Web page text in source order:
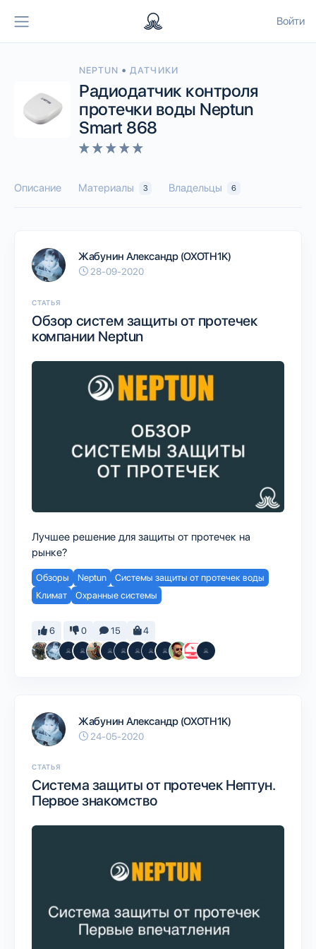
Войти
NEPTUN • ДАТЧИКИ
Радиодатчик контроля
протечки воды Neptun
Smart 868
Описание Материалы 3 Владельцы 6
Жабунин Александр (OXOTH1K)
28-09-2020
СТАТЬЯ
Обзор систем защиты от протечек
компании Neptun
Лучшее решение для защиты от протечек на
рынке?
Обзоры Neptun
Системы защиты от протечек воды
Климат
Охранные системы
6 0 15 4
Жабунин Александр (OXOTH1K)
24-05-2020
СТАТЬЯ
Система защиты от протечек Нептун.
Первое знакомство